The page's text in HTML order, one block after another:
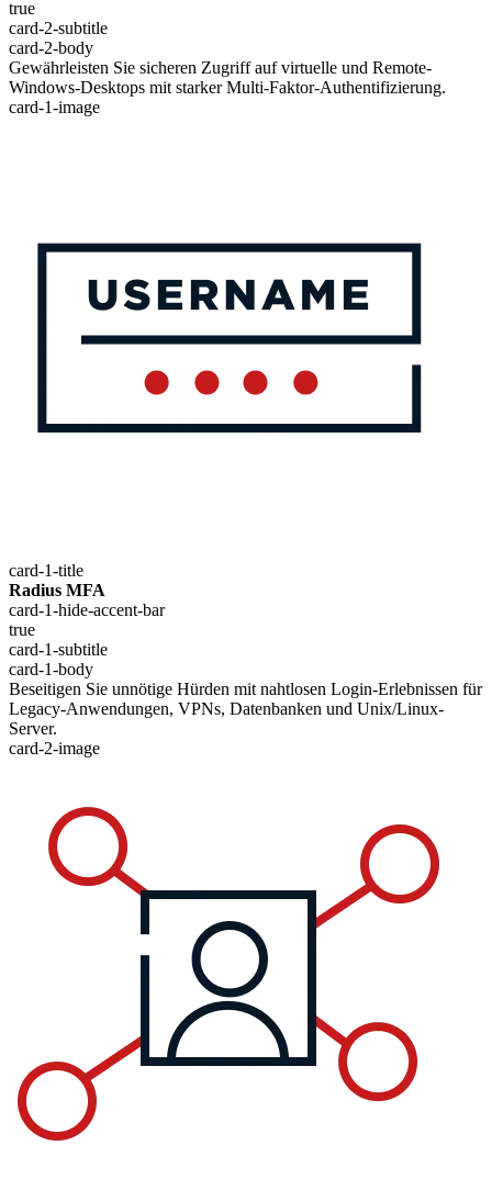
true
card-2-subtitle
card-2-body
Gewährleisten Sie sicheren Zugriff auf virtuelle und Remote-
Windows-Desktops mit starker Multi-Faktor-Authentifizierung.
card-1-image
card-1-title
Radius MFA
card-1-hide-accent-bar
true
card-1-subtitle
card-1-body
Beseitigen Sie unnötige Hürden mit nahtlosen Login-Erlebnissen für
Legacy-Anwendungen, VPNs, Datenbanken und Unix/Linux-
Server.
card-2-image